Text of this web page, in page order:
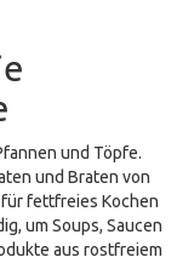
und Töpfe.
und Braten von
fettfreies Kochen
um Soups, Saucen
aus rostfreiem